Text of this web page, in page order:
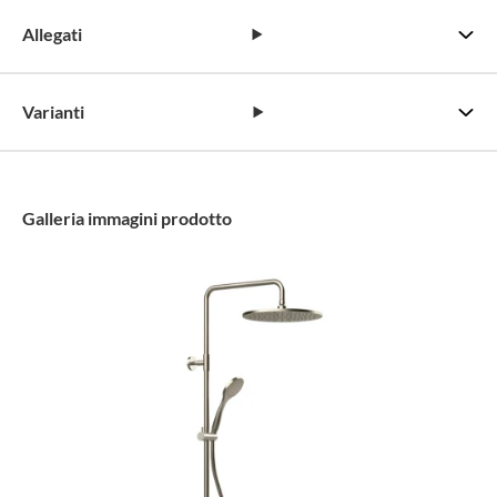
Allegati
Varianti
Galleria immagini prodotto